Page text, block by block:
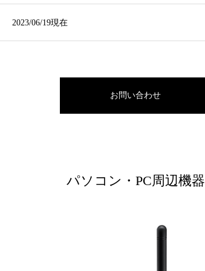
2023/06/19現在
お問い合わせ
パソコン・PC周辺機器